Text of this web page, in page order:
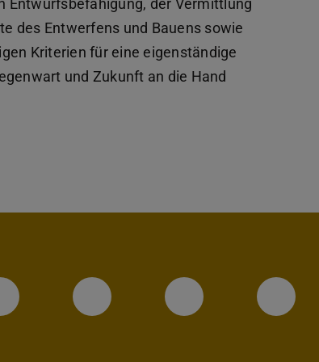
Entwurfsbefähigung, der Vermittlung
des Entwerfens und Bauens sowie
Kriterien für eine eigenständige
und Zukunft an die Hand
Instagram-Seite des
LinkedIn-Profil des
Facebook-